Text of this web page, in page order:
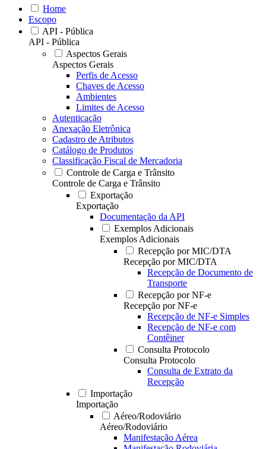
Home
Escopo
API - Pública
API - Pública
Aspectos Gerais
Aspectos Gerais
Perfis de Acesso
Chaves de Acesso
Ambientes
Limites de Acesso
Autenticação
Anexação Eletrônica
Cadastro de Atributos
Catálogo de Produtos
Classificação Fiscal de Mercadoria
Controle de Carga e Trânsito
Controle de Carga e Trânsito
Exportação
Exportação
Documentação da API
Exemplos Adicionais
Exemplos Adicionais
Recepção por MIC/DTA
Recepção por MIC/DTA
Recepção de Documento de
Transporte
Recepção por NF-e
Recepção por NF-e
Recepção de NF-e Simples
Recepção de NF-e com
Contêiner
Consulta Protocolo
Consulta Protocolo
Consulta de Extrato da
Recepção
Importação
Importação
Aéreo/Rodoviário
Aéreo/Rodoviário
Manifestação Aérea